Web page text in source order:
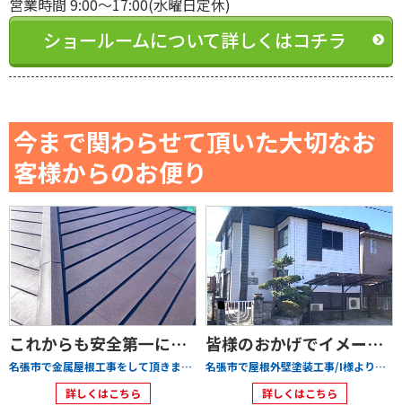
営業時間 9:00～17:00(水曜日定休)
ショールームについて詳しくはコチラ
今まで関わらせて頂いた大切なお
客様からのお便り
これからも安全第一に皆さまの為に頑張って下さいネ。
名張市で金属屋根工事をして頂きましたS様より
詳しくはこちら
皆様のおかげでイメージ通りそれ以上のものが完成し大変うれしく感無量です
名張市で屋根外壁塗装工事/I様よりお声を頂きました
詳しくはこちら